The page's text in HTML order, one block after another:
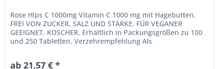
Rose Hips C 1000mg Vitamin C 1000 mg mit Hagebutten.
FREI VON ZUCKER, SALZ UND STÄRKE. FÜR VEGANER
GEEIGNET. KOSCHER. Erhältlich in Packungsgrößen zu 100
und 250 Tabletten. Verzehrempfehlung Als
ab 21,57 € *